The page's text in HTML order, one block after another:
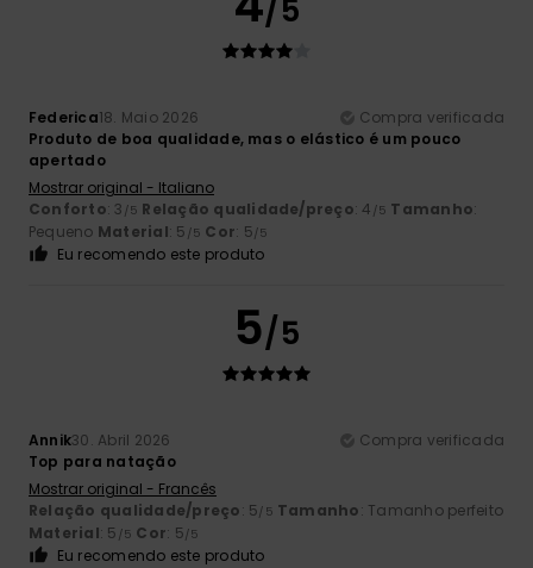
/5
Federica18. Maio 2026
Compra verificada
Produto de boa qualidade, mas o elástico é um pouco
apertado
Mostrar original - Italiano
Conforto: 3 /5 Relação qualidade/preço: 4 /5 Tamanho:
Pequeno Material: 5 /5 Cor: 5/5
Eu recomendo este produto
5/5
Annik30. Abril 2026
Compra verificada
Top para natação
Mostrar original - Francês
Relação qualidade/preço: 5/5 Tamanho: Tamanho perfeito
Material: 5 /5 Cor: 5/5
Eu recomendo este produto